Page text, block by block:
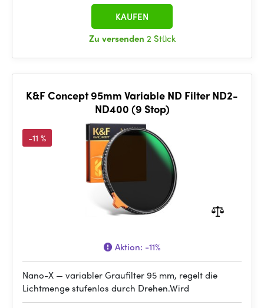
Zu versenden 2 Stück
KAUFEN
K&F Concept 95mm Variable ND Filter ND2-
ND400 (9 Stop)
-11 %
Aktion: -11%
Nano-X — variabler Graufilter 95 mm, regelt die
Lichtmenge stufenlos durch Drehen.Wird